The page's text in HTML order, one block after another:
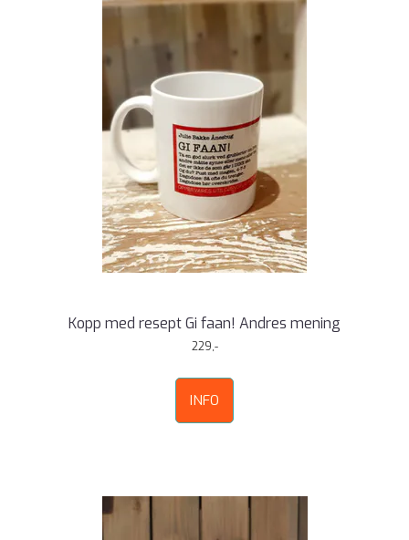
Kopp med resept Gi faan! Andres mening
229,-
INFO